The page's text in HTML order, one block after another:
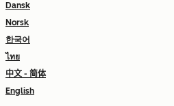
Dansk
Norsk
한국어
ไทย
中文 - 简体
English